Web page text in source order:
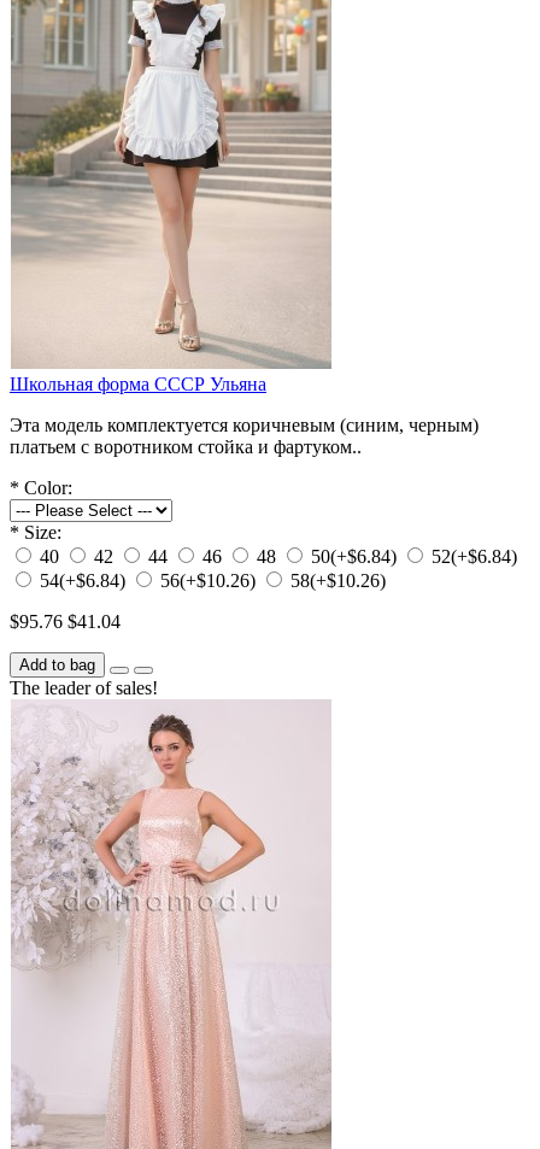
Школьная форма СССР Ульяна
Эта модель комплектуется коричневым (синим, черным)
платьем с воротником стойка и фартуком..
* Color:
* Size:
40
42 44 46 48 50(+$6.84) 52(+$6.84)
54(+$6.84) 56(+$10.26) 58(+$10.26)
$95.76 $41.04
Add to bag
The leader of sales!